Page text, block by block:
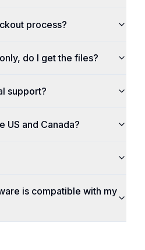
process?
do I get the files?
support?
US and Canada?
is compatible with my